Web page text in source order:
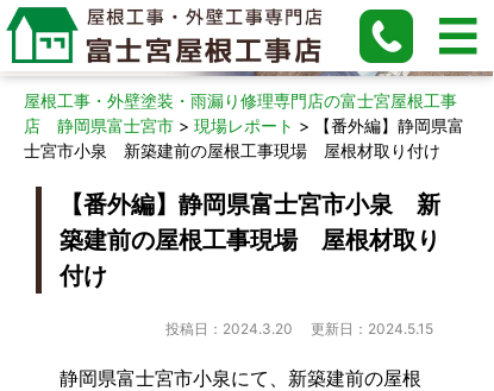
現場レポート
屋根工事・外壁塗装・雨漏り修理専門店の富士宮屋根工事
店 静岡県富士宮市 > 現場レポート >
【番外編】静岡県富
士宮市小泉 新築建前の屋根工事現場 屋根材取り付け
【番外編】静岡県富士宮市小泉 新
築建前の屋根工事現場 屋根材取り
付け
投稿日：2024.3.20 更新日：2024.5.15
静岡県富士宮市小泉にて、新築建前の屋根